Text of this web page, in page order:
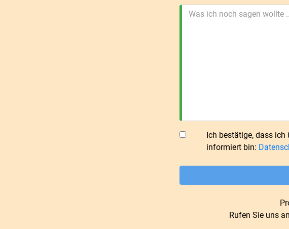
Was ich noch sagen wollte
Ich bestätige, dass ich
informiert bin:
Rufen Sie uns